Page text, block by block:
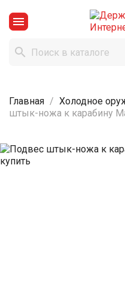


Главная Холодное
штык-ножа к карабину